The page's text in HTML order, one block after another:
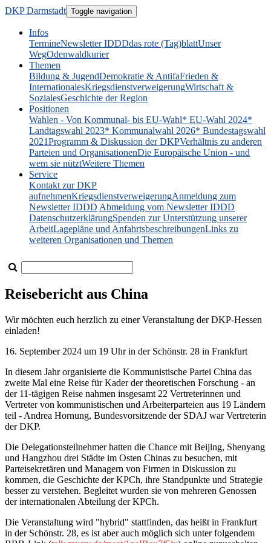
DKP Darmstadt Toggle navigation
Infos
TermineNewsletter IDDDdas rote (Tag)blattUnser
WegOdenwaldkurier
Themen
Bildung & JugendDemokratie & AntifaFrieden &
InternationalesKriegsdienstverweigerungWirtschaft &
SozialesGeschichte der Region
Positionen
Wahlen - Von Kommunal- bis EU-Wahl* EU-Wahl 2024*
Landtagswahl 2023* Kommunalwahl 2026* Bundestagswahl
2021Programm & Diskussion der DKPVerhältnis zu anderen
Parteien und OrganisationenDie Europäische Union - und
wem sie nütztWeitere Themen
Service
Kontakt zur DKP
aufnehmenKriegsdienstverweigerungAnmeldung zum
Newsletter IDDD Abmeldung vom Newsletter IDDD
DatenschutzerklärungSpenden zur Unterstützung unserer
ArbeitLagepläne und AnfahrtsbeschreibungenLinks zu
weiteren Organisationen und Themen
Reisebericht aus China
Wir möchten euch herzlich zu einer Veranstaltung der DKP-Hessen
einladen!
16. September 2024 um 19 Uhr in der Schönstr. 28 in Frankfurt
In diesem Jahr organisierte die Kommunistische Partei China das
zweite Mal eine Reise für Kader der theoretischen Forschung - an
der 11-tägigen Reise nahmen insgesamt 22 Vertreterinnen und
Vertreter von kommunistischen und Arbeiterparteien aus 19 Ländern
teil - Andrea Hornung, Bundesvorsitzende der SDAJ war Vertreterin
der DKP.
Die Delegationsteilnehmer hatten die Chance mit Beijing, Shenyang
und Hangzhou drei Städte im Osten Chinas zu besuchen, mit
Parteisekretären und Managern von Firmen in Diskussion zu
kommen, die Geschichte der KPCh, ihre Standpunkte und Strategie
besser zu verstehen. Begleitet wurden sie von mehreren Genossen
der internationalen Abteilung der KPCh.
Die Veranstaltung wird "hybrid" stattfinden, das heißt in Frankfurt
in der Schönstr. 28, es ist aber auch möglich sich unter folgendem